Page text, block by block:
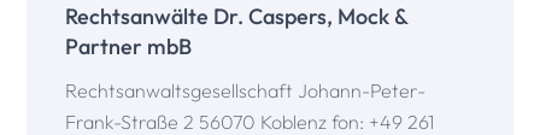
Rechtsanwälte Dr. Caspers, Mock &
Partner mbB
Rechtsanwaltsgesellschaft Johann-Peter-
Frank-Straße 2 56070 Koblenz fon: +49 261